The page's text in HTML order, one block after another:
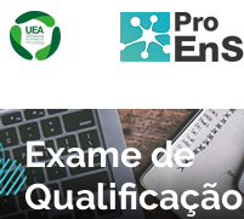
Exame de
Qualificação